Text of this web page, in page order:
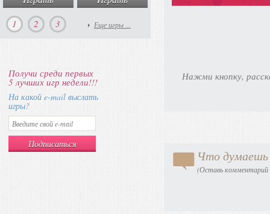
Нажми кнопку,
Что думаешь
(Оставь комментарий
1
2 3 Еще игры ...
Получи среди первых
5 лучших игр недели!!!
На какой e-mail выслать
игры?